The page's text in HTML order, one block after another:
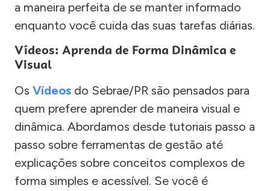
a maneira perfeita de se manter informado
enquanto você cuida das suas tarefas diárias.
Vídeos: Aprenda de Forma Dinâmica e
Visual
Os Vídeos do Sebrae/PR são pensados para
quem prefere aprender de maneira visual e
dinâmica. Abordamos desde tutoriais passo a
passo sobre ferramentas de gestão até
explicações sobre conceitos complexos de
forma simples e acessível. Se você é